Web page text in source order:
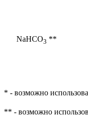
NaHCO3 **
* - возможно
** - возможно